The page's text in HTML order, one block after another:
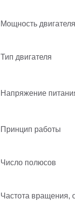
Мощность
Тип двигателя
Напряжение
Принцип работы
Число полюсов
Частота вращения,